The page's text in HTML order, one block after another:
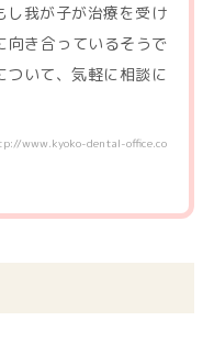
し我が子が治療を受け
き合っているそうで
ついて、気軽に相談に
www.kyoko-dental-office.co